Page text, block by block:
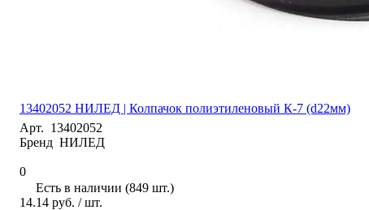
13402052 НИЛЕД | Колпачок полиэтиленовый К-7 (d22мм)
Арт. 13402052
Бренд НИЛЕД
0
Есть в наличии (849 шт.)
14.14 руб. / шт.